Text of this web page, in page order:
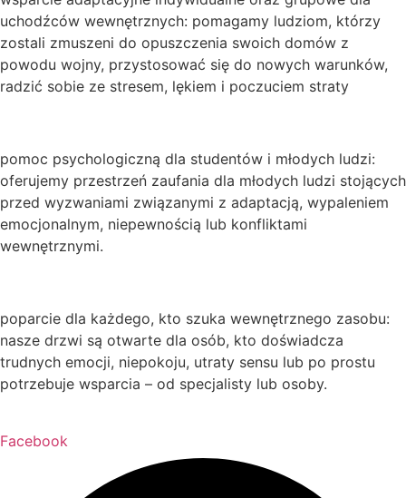
uchodźców wewnętrznych: pomagamy ludziom, którzy
zostali zmuszeni do opuszczenia swoich domów z
powodu wojny, przystosować się do nowych warunków,
radzić sobie ze stresem, lękiem i poczuciem straty
pomoc psychologiczną dla studentów i młodych ludzi:
oferujemy przestrzeń zaufania dla młodych ludzi stojących
przed wyzwaniami związanymi z adaptacją, wypaleniem
emocjonalnym, niepewnością lub konfliktami
wewnętrznymi.
poparcie dla każdego, kto szuka wewnętrznego zasobu:
nasze drzwi są otwarte dla osób, kto doświadcza
trudnych emocji, niepokoju, utraty sensu lub po prostu
potrzebuje wsparcia – od specjalisty lub osoby.
Facebook